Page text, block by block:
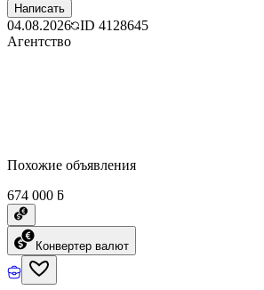
Написать
04.08.2026 ID 4128645
Агентство
Похожие объявления
674 000 ƃ
Конвертер валют